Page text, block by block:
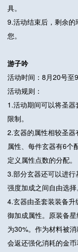
具。
9.活动结束后，剩余
您。
游子吟
活动时间：8月20号至
活动规则：
1.活动期间可以将圣
限制。
2.玄器的属性相较圣
属性、每件玄器有6个
定义属性点数的分配。
3.部分玄器还可以进
强度加成之间自由选择
4.玄器由圣套装装备
御加成属性。原装备
为30%。作为材料被
会返还强化消耗的金币